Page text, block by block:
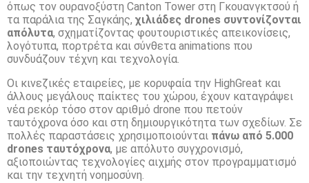
όπως τον ουρανοξύστη Canton Tower στη Γκουανγκτσού ή
τα παράλια της Σαγκάης, χιλιάδες drones συντονίζονται
απόλυτα, σχηματίζοντας φουτουριστικές απεικονίσεις,
λογότυπα, πορτρέτα και σύνθετα animations που
συνδυάζουν τέχνη και τεχνολογία.
Οι κινεζικές εταιρείες, με κορυφαία την HighGreat και
άλλους μεγάλους παίκτες του χώρου, έχουν καταγράψει
νέα ρεκόρ τόσο στον αριθμό drone που πετούν
ταυτόχρονα όσο και στη δημιουργικότητα των σχεδίων. Σε
πολλές παραστάσεις χρησιμοποιούνται πάνω από 5.000
drones ταυτόχρονα, με απόλυτο συγχρονισμό,
αξιοποιώντας τεχνολογίες αιχμής στον προγραμματισμό
και την τεχνητή νοημοσύνη.